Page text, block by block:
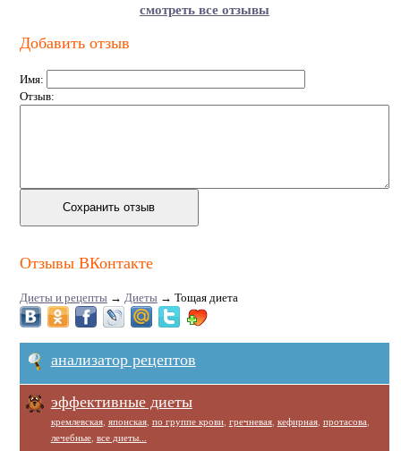
смотреть все отзывы
Добавить отзыв
Имя:
Отзыв:
Отзывы ВКонтакте
Диеты и рецепты→ Диеты→ Тощая диета
анализатор рецептов
эффективные диеты
кремлевская, японская, по группе крови, гречневая, кефирная, протасова
лечебные, все диеты...